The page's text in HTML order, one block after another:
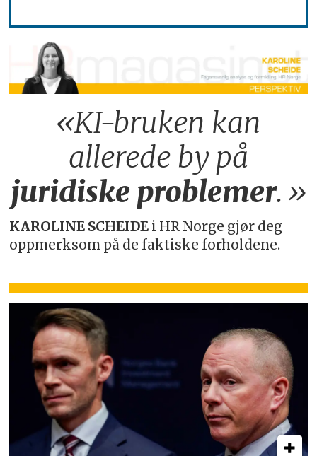
«KI-bruken kan
allerede by på
juridiske problemer.»
KAROLINE SCHEIDE i HR Norge gjør deg
oppmerksom på de faktiske forholdene.